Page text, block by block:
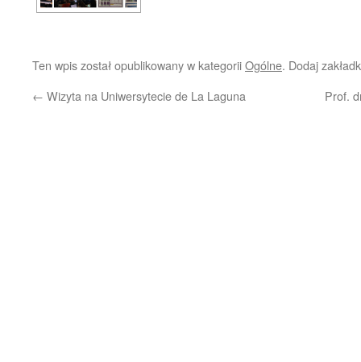
Ten wpis został opublikowany w kategoriiOgólne. Dodaj
← Wizyta na Uniwersytecie de La Laguna Prof.